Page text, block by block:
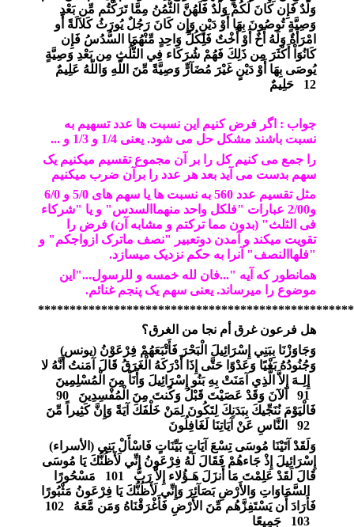
وَلَدٌ فَإِن كَانَ لَكُمْ وَلَدٌ فَلَهُنَّ الثُّمُنُ مِمَّا تَرَكْتُم مِّن بَعْدِ
وَصِيَّةٍ تُوصُونَ بِهَا أَوْ دَيْنٍ وَإِن كَانَ رَجُلٌ يُورَثُ كَلاَلَةً أَو
امْرَأَةٌ وَلَهُ أَخٌ أَوْ أُخْتٌ فَلِكُلِّ وَاحِدٍ مِّنْهُمَا السُّدُسُ فَإِن
كَانُوَاْ أَكْثَرَ مِن ذَلِكَ فَهُمْ شُرَكَاء فِي الثُّلُثِ مِن بَعْدِ وَصِيَّةٍ
يُوصَى بِهَا أَوْ دَيْنٍ غَيْرَ مُضَآرٍّ وَصِيَّةً مِّنَ اللّهِ وَاللّهُ عَلِيمٌ
حَلِيمٌ 12
جواب : اگر فرض کنیم این نسبت ها عدد تسهیم به
نسبت باشند مشکل حل می شود. یعنی 1/4 و 1/3 و ...
را جمع می کنیم کل را بر آن مجموع تقسیم میکنیم یک
سهم بدست می آید بعد هر عدد را برآن ضرب میکنیم
مثل تقسیم عدد 560 به نسبت ها یا سهم های 5/0 و 6/0
و2/00 عبارات "فلکل واحد منهماالسدس" و یا "شرکاء
فی الثلث" (بدون مما ترکتم و مشابه آن) فرض را
تقویت میکند و آمدن دوتعبیر "نصف ماترک ازواجکم" و
"فلهاالنصف" آنرا به حکم نزدیک میسازد.
همانطور که آیه "...فان لله خمسه و للرسول..."این
موضوع را میرساند. یعنی سهم یک پنجم غنائم.
هل فرعون غرق أم نجا من الغرق؟
(يونس) وَجَاوَزْنَا بِبَنِي إِسْرَائِيلَ الْبَحْرَ فَأَتْبَعَهُمْ فِرْعَوْنُ
وَجُنُودُهُ بَغْيًا وَعَدْوًا حَتَّى إِذَا أَدْرَكَهُ الْغَرَقُ قَالَ آمَنتُ أَنَّهُ لا
إِلِـهَ إِلاَّ الَّذِي آمَنَتْ بِهِ بَنُو إِسْرَائِيلَ وَأَنَاْ مِنَ الْمُسْلِمِينَ
90 آلآنَ وَقَدْ عَصَيْتَ قَبْلُ وَكُنتَ مِنَ الْمُفْسِدِينَ
91
فَالْيَوْمَ نُنَجِّيكَ بِبَدَنِكَ لِتَكُونَ لِمَنْ خَلْفَكَ آيَةً وَإِنَّ كَثِيراً مِّنَ
النَّاسِ عَنْ آيَاتِنَا لَغَافِلُونَ
92
(الأسراء ) وَلَقَدْ آتَيْنَا مُوسَى تِسْعَ آيَاتٍ بَيِّنَاتٍ فَاسْأَلْ بَنِي
إِسْرَائِيلَ إِذْ جَاءهُمْ فَقَالَ لَهُ فِرْعَونُ إِنِّي لَأَظُنُّكَ يَا مُوسَى
مَسْحُورًا 101 قَالَ لَقَدْ عَلِمْتَ مَا أَنزَلَ هَـؤُلاء إِلاَّ رَبُّ
السَّمَاوَاتِ وَالأَرْضِ بَصَآئِرَ وَإِنِّي لَأَظُنُّكَ يَا فِرْعَونُ مَثْبُورًا
102 فَأَرَادَ أَن يَسْتَفِزَّهُم مِّنَ الأَرْضِ فَأَغْرَقْنَاهُ وَمَن مَّعَهُ
جَمِيعًا 103